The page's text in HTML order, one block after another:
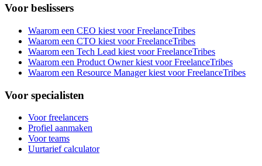
Voor beslissers
Waarom een CEO kiest voor FreelanceTribes
Waarom een CTO kiest voor FreelanceTribes
Waarom een Tech Lead kiest voor FreelanceTribes
Waarom een Product Owner kiest voor FreelanceTribes
Waarom een Resource Manager kiest voor FreelanceTribes
Voor specialisten
Voor freelancers
Profiel aanmaken
Voor teams
Uurtarief calculator